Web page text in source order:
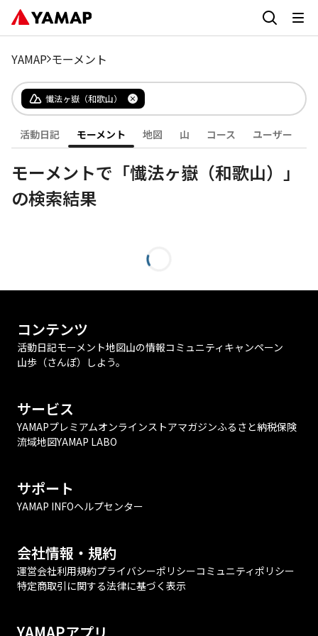
YAMAP モーメント
懴法ヶ嶽（和歌山）
活動日記 モーメント 地図 山 コース ユーザー
モーメントで「懴法ヶ嶽（和歌山）」
の検索結果
コンテンツ
活動日記モーメント地図山の情報コミュニティ キャンペーン
山歩（さんぽ）しよう。
サービス
YAMAPプレミアムオンラインストアマガジンふるさと納税保険
流域地図YAMAP LABO
サポート
YAMAP INFOヘルプセンター
会社情報・規約
運営会社利用規約プライバシーポリシーコミュニティポリシー
特定商取引に関する法律に基づく表示